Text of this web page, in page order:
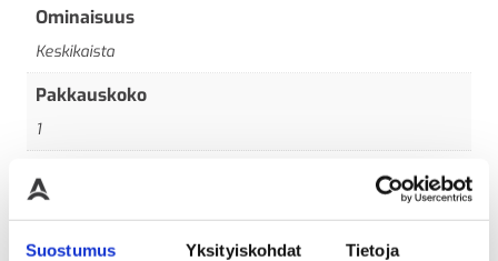
Suostumus Yksityiskohdat Tietoja
Ominaisuus
Keskikaista
Pakkauskoko
1
Pituus
110